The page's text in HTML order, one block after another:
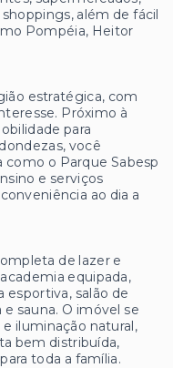
além de fácil
Pompéia, Heitor
estratégica, com
Próximo à
para
você
o Parque Sabesp
e serviços
ao dia a
de lazer e
equipada,
esportiva, salão de
sauna. O imóvel se
iluminação natural,
bem distribuída,
toda a família.